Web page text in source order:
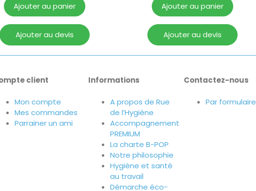
Ajouter au panier
Ajouter au devis
Ajouter au panier
Ajouter au devis
client
Mon compte
Mes commandes
Parrainer un ami
Informations
A propos de Rue
de l’Hygiène
Accompagnement
PREMIUM
La charte B-POP
Notre philosophie
Hygiène et santé
au travail
Démarche éco-
Contactez-nous
Par formulaire